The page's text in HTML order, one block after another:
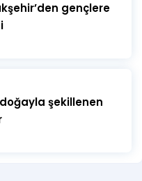
gençlere
şekillenen